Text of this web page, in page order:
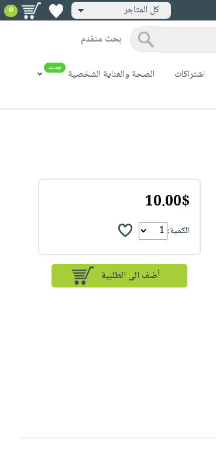
كل المتاجر 0
بحث متقدم
اشتراكات الصحة والعناية الشخصية جديد
10.00$
الكمية:
أضف الى الطلبية